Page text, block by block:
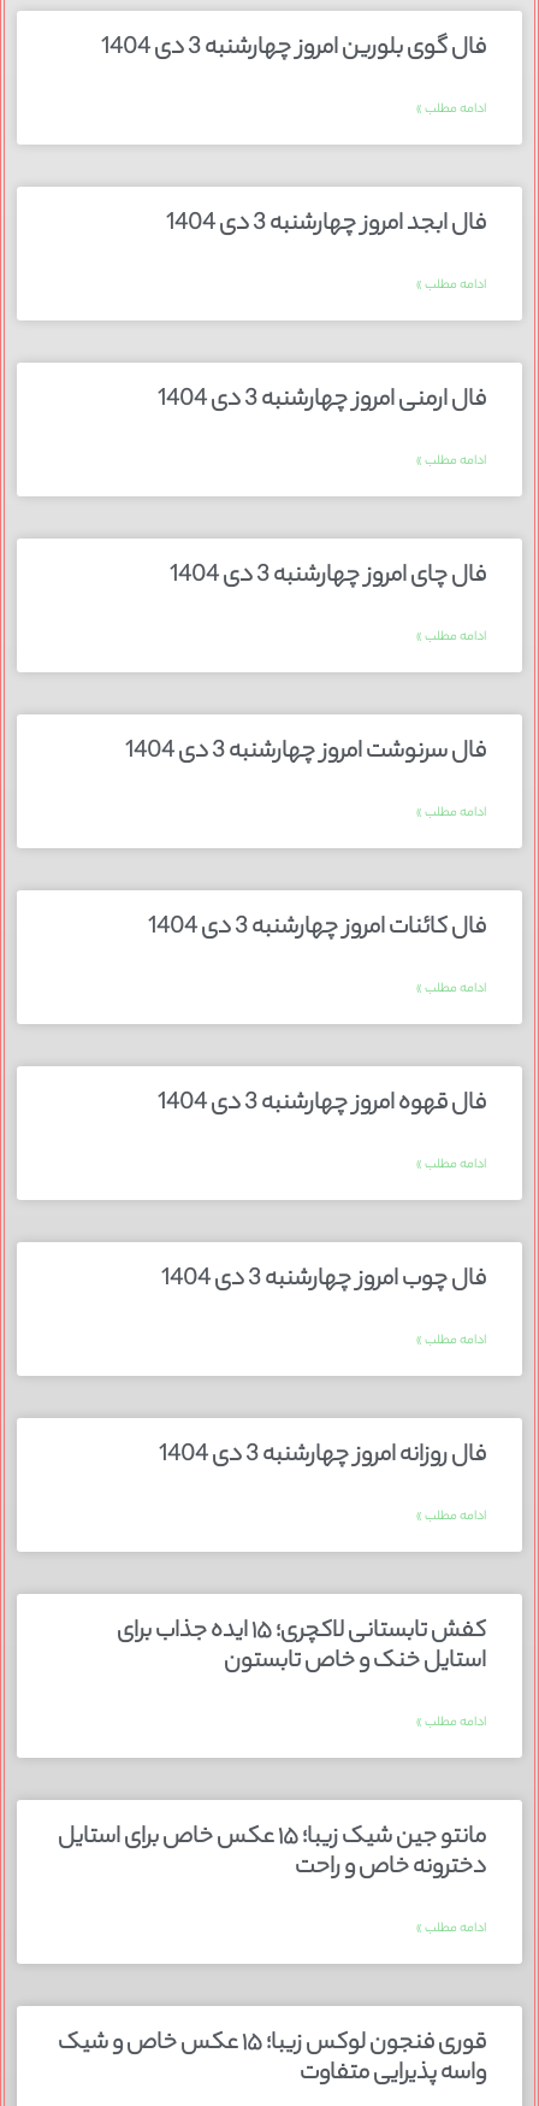
فال گوی بلورین امروز چهارشنبه 3 دی 1404
ادامه مطلب »
فال ابجد امروز چهارشنبه 3 دی 1404
ادامه مطلب »
فال ارمنی امروز چهارشنبه 3 دی 1404
ادامه مطلب »
فال چای امروز چهارشنبه 3 دی 1404
ادامه مطلب »
فال سرنوشت امروز چهارشنبه 3 دی 1404
ادامه مطلب »
فال کائنات امروز چهارشنبه 3 دی 1404
ادامه مطلب »
فال قهوه امروز چهارشنبه 3 دی 1404
ادامه مطلب »
فال چوب امروز چهارشنبه 3 دی 1404
ادامه مطلب »
فال روزانه امروز چهارشنبه 3 دی 1404
ادامه مطلب »
کفش تابستانی لاکچری؛ ۱۵ ایده‌ جذاب برای
استایل خنک و خاص تابستون
ادامه مطلب »
مانتو جین شیک زیبا؛ ۱۵ عکس خاص برای استایل
دخترونه خاص و راحت
ادامه مطلب »
قوری فنجون لوکس زیبا؛ ۱۵ عکس خاص و شیک
واسه پذیرایی متفاوت